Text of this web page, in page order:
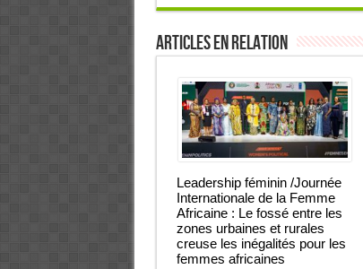
Articles en relation
Leadership féminin /Journée
Internationale de la Femme
Africaine : Le fossé entre les
zones urbaines et rurales
creuse les inégalités pour les
femmes africaines